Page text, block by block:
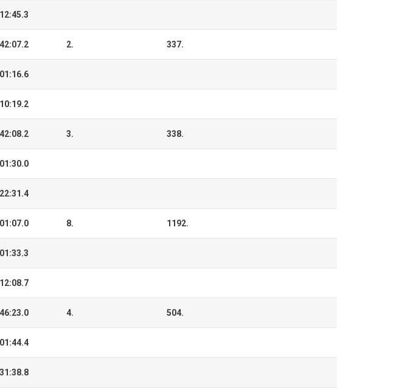
2. 337.
3. 338.
8. 1192.
4. 504.